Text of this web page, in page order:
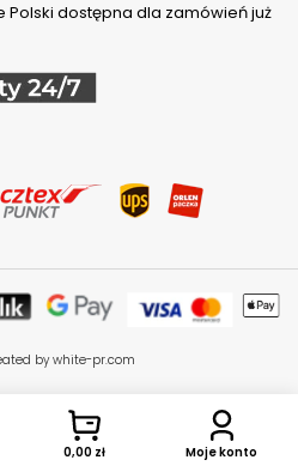
Polski dostępna dla zamówień już
by white-pr.com
0,00 zł Moje konto